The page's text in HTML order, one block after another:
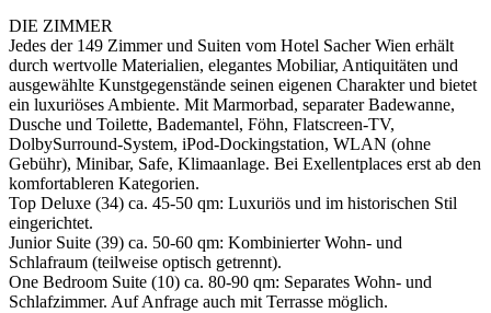
DIE ZIMMER
Jedes der 149 Zimmer und Suiten vom Hotel Sacher Wien erhält
durch wertvolle Materialien, elegantes Mobiliar, Antiquitäten und
ausgewählte Kunstgegenstände seinen eigenen Charakter und bietet
ein luxuriöses Ambiente. Mit Marmorbad, separater Badewanne,
Dusche und Toilette, Bademantel, Föhn, Flatscreen-TV,
DolbySurround-System, iPod-Dockingstation, WLAN (ohne
Gebühr), Minibar, Safe, Klimaanlage. Bei Exellentplaces erst ab den
komfortableren Kategorien.
Top Deluxe (34) ca. 45-50 qm: Luxuriös und im historischen Stil
eingerichtet.
Junior Suite (39) ca. 50-60 qm: Kombinierter Wohn- und
Schlafraum (teilweise optisch getrennt).
One Bedroom Suite (10) ca. 80-90 qm: Separates Wohn- und
Schlafzimmer. Auf Anfrage auch mit Terrasse möglich.